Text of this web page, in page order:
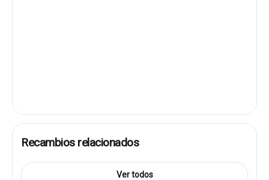
Recambios relacionados
Ver todos